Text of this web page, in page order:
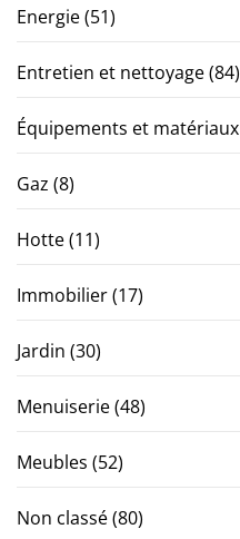
Energie(51)
Entretien et nettoyage(84)
Équipements et matériaux
Gaz (8)
Hotte(11)
Immobilier(17)
Jardin (30)
Menuiserie(48)
Meubles (52)
Non classé(80)